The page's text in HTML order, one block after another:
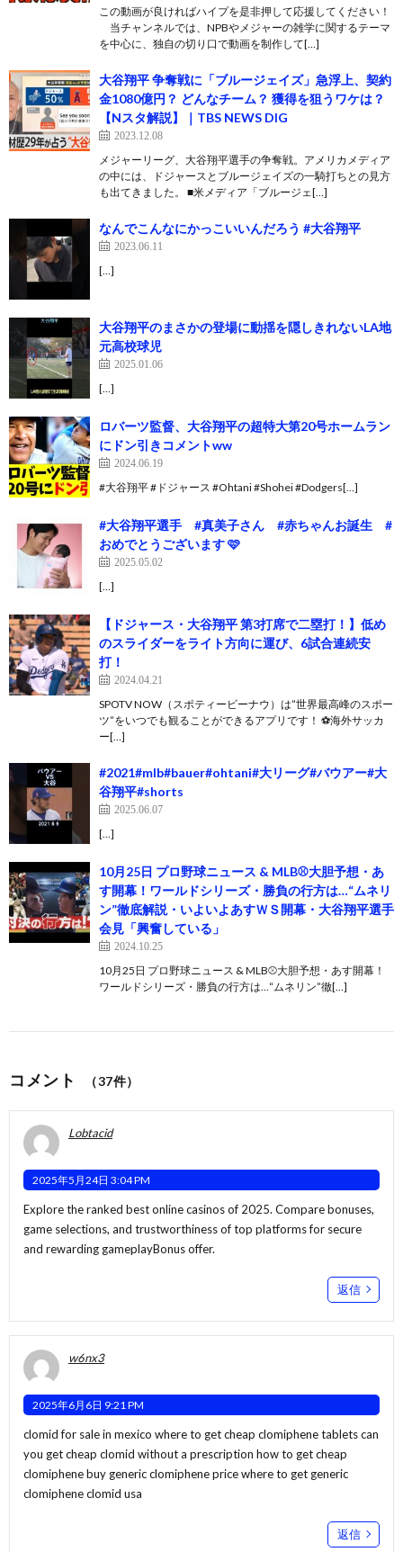
この動画が良ければハイプを是非押して応援してください！
当チャンネルでは、NPBやメジャーの雑学に関するテーマ
を中心に、独自の切り口で動画を制作して[…]
大谷翔平 争奪戦に「ブルージェイズ」急浮上、契約
金1080億円？ どんなチーム？ 獲得を狙うワケは？
【Nスタ解説】｜TBS NEWS DIG
2023.12.08
メジャーリーグ、大谷翔平選手の争奪戦。アメリカメディア
の中には、ドジャースとブルージェイズの一騎打ちとの見方
も出てきました。 ■米メディア「ブルージェ[…]
なんでこんなにかっこいいんだろう #大谷翔平
2023.06.11
[…]
大谷翔平のまさかの登場に動揺を隠しきれないLA地
元高校球児
2025.01.06
[…]
ロバーツ監督、大谷翔平の超特大第20号ホームラン
にドン引きコメントww
2024.06.19
#大谷翔平 #ドジャース #Ohtani #Shohei #Dodgers[…]
#大谷翔平選手 #真美子さん #赤ちゃんお誕生 #
おめでとうございます 🩷
2025.05.02
[…]
【ドジャース・大谷翔平 第3打席で二塁打！】低め
のスライダーをライト方向に運び、6試合連続安
打！
2024.04.21
SPOTV NOW（スポティービーナウ）は”世界最高峰のスポー
ツ”をいつでも観ることができるアプリです！ ⚽️海外サッカ
ー[…]
#2021#mlb#bauer#ohtani#大リーグ#バウアー#大
谷翔平#shorts
2025.06.07
[…]
10月25日 プロ野球ニュース & MLB⚾️大胆予想・あ
す開幕！ワールドシリーズ・勝負の行方は…“ムネリ
ン”徹底解説・いよいよあすＷＳ開幕・大谷翔平選手
会見「興奮している」
2024.10.25
10月25日 プロ野球ニュース & MLB⚾️大胆予想・あす開幕！
ワールドシリーズ・勝負の行方は…“ムネリン”徹[…]
コメント （37件）
Lobtacid
2025年5月24日 3:04 PM
Explore the ranked best online casinos of 2025. Compare bonuses,
game selections, and trustworthiness of top platforms for secure
and rewarding gameplayBonus offer.
返信
w6nx3
2025年6月6日 9:21 PM
clomid for sale in mexico where to get cheap clomiphene tablets can
you get cheap clomid without a prescription how to get cheap
clomiphenebuy generic clomiphene price where to get generic
clomiphene clomid usa
返信